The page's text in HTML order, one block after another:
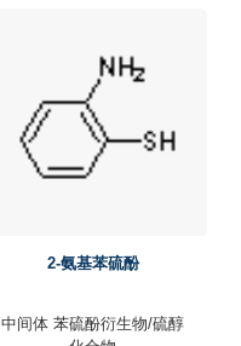
2-氨基苯硫酚
中间体 苯硫酚衍生物/硫醇